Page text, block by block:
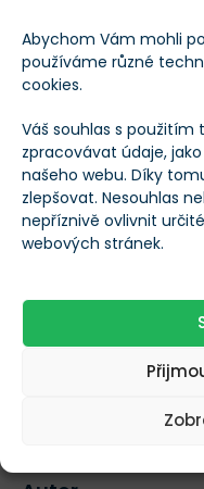
Abychom Vám mohli
používáme různé
cookies.
Váš souhlas s
zpracovávat údaje,
našeho webu. Díky
zlepšovat. Nesouhlas
nepříznivě ovlivnit
webových stránek.
Maximální počet
tokenů
Obchodní objem
(24h)
Tržní kapitalizace